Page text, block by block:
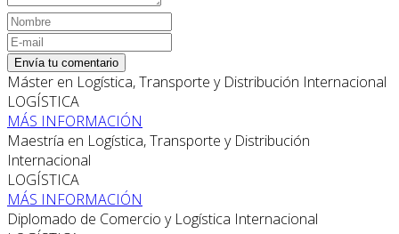
Envía tu comentario
Máster en Logística, Transporte y Distribución Internacional
LOGÍSTICA
MÁS INFORMACIÓN
Maestría en Logística, Transporte y Distribución
Internacional
LOGÍSTICA
MÁS INFORMACIÓN
Diplomado de Comercio y Logística Internacional